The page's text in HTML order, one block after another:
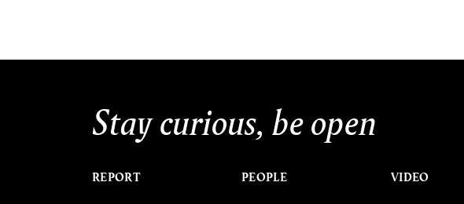
Stay curious, be open
REPORT PEOPLE VIDEO